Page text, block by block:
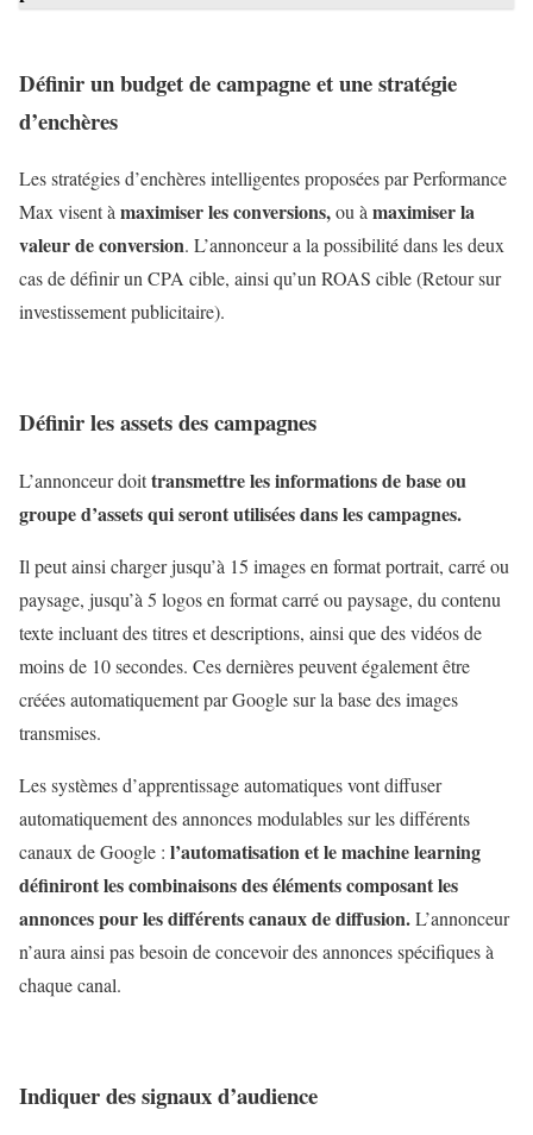
Définir un budget de campagne et une stratégie
d’enchères
Les stratégies d’enchères intelligentes proposées par Performance
Max visent àmaximiser les conversions,ou àmaximiser la
valeur de conversion. L’annonceur a la possibilité dans les deux
cas de définir un CPA cible, ainsi qu’un ROAS cible (Retour sur
investissement publicitaire).
Définir les assets des campagnes
L’annonceur doittransmettre les informations de base ou
groupe d’assets qui seront utilisées dans les campagnes.
Il peut ainsi charger jusqu’à 15 images en format portrait, carré ou
paysage, jusqu’à 5 logos en format carré ou paysage, du contenu
texte incluant des titres et descriptions, ainsi que des vidéos de
moins de 10 secondes. Ces dernières peuvent également être
créées automatiquement par Google sur la base des images
transmises.
Les systèmes d’apprentissage automatiques vont diffuser
automatiquement des annonces modulables sur les différents
canaux de Google : l’automatisation et le machine learning
définiront les combinaisons des éléments composant les
annonces pour les différents canaux de diffusion.L’annonceur
n’aura ainsi pas besoin de concevoir des annonces spécifiques à
chaque canal.
Indiquer des signaux d’audience